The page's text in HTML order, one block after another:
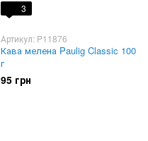
3
Артикул: P11876
Кава мелена Paulig Classic 100
г
95 грн